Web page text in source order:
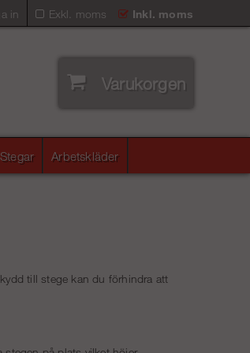
Exkl. moms Inkl. moms
in
Varukorgen
Stegar Arbetskläder
till stege kan du förhindra att